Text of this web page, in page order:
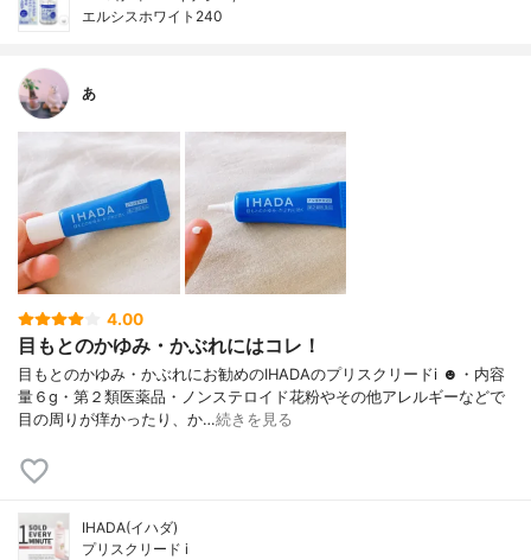
エルシスホワイト240
あ
4.00
目もとのかゆみ・かぶれにはコレ！
目もとのかゆみ・かぶれにお勧めのIHADAのプリスクリードi ☻︎・内容
量６g・第２類医薬品・ノンステロイド花粉やその他アレルギーなどで
目の周りが痒かったり、か…続きを見る
IHADA(イハダ)
プリスクリード i